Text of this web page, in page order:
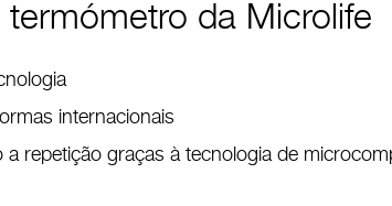
da Microlife
internacionais
a repetição graças à tecnologia de